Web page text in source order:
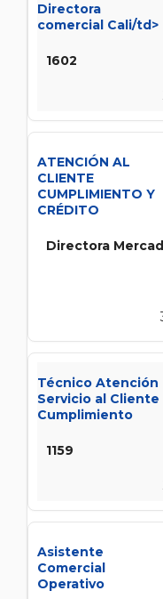
Directora
comercial Cali/td>
1602
ATENCIÓN AL
CLIENTE
CUMPLIMIENTO Y
CRÉDITO
Directora
Técnico Atención
Servicio al Cliente
Cumplimiento
1159
Asistente
Comercial
Operativo